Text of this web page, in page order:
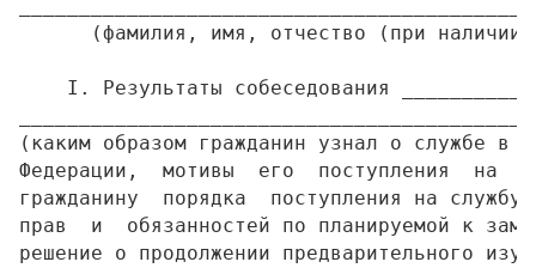
(фамилия, имя, отчество (при
I. Результаты собеседования
(каким образом гражданин узнал о службе в
Федерации,  мотивы  его  поступления  на
гражданину  порядка  поступления на
прав  и  обязанностей по планируемой к
решение о продолжении предварительного